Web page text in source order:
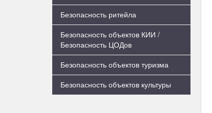
Безопасность ритейла
Безопасность объектов КИИ /
Безопасность ЦОДов
Безопасность объектов туризма
Безопасность объектов культуры